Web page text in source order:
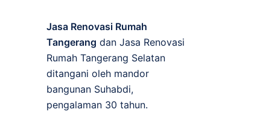
Jasa Renovasi Rumah
Tangerang dan Jasa Renovasi
Rumah Tangerang Selatan
ditangani oleh mandor
bangunan Suhabdi,
pengalaman 30 tahun.